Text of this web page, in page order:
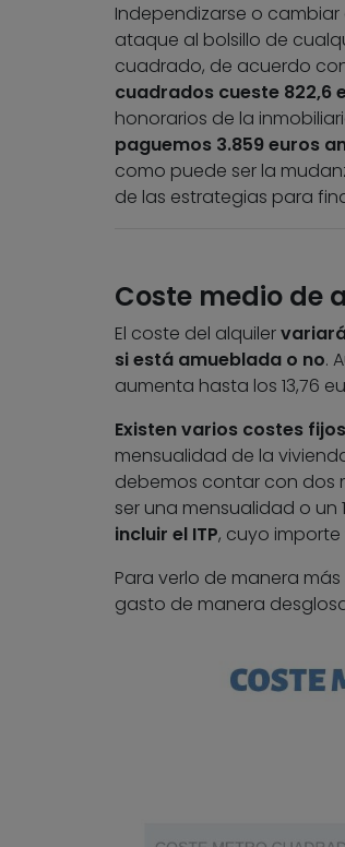
Independizarse o
ataque al bolsillo de
cuadrado, de acuerdo
cuadrados cueste 822,6
honorarios de la
paguemos 3.859 euros
como puede ser la
de las estrategias para
Coste medio de
El coste del alquiler
si está amueblada o no.
aumenta hasta los 13,76
Existen varios costes
mensualidad de la
debemos contar con dos
ser una mensualidad o un
incluir el ITP, cuyo
Para verlo de manera
gasto de manera